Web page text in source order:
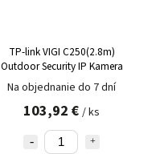
TP-link VIGI C250(2.8m)
Outdoor Security IP Kamera
Na objednanie do 7 dní
103,92 € / ks